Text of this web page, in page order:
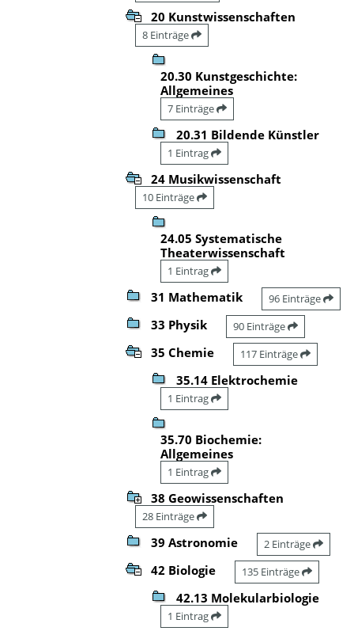
20 Kunstwissenschaften
8 Einträge
20.30 Kunstgeschichte:
Allgemeines
7 Einträge
20.31 Bildende Künstler
1 Eintrag
24 Musikwissenschaft
10 Einträge
24.05 Systematische
Theaterwissenschaft
1 Eintrag
31 Mathematik 96 Einträge
33 Physik 90 Einträge
35 Chemie 117 Einträge
35.14 Elektrochemie
1 Eintrag
35.70 Biochemie:
Allgemeines
1 Eintrag
38 Geowissenschaften
28 Einträge
39 Astronomie 2 Einträge
42 Biologie 135 Einträge
42.13 Molekularbiologie
1 Eintrag